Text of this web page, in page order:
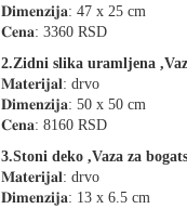
𝐃𝐢𝐦𝐞𝐧𝐳𝐢𝐣𝐚: 47 x 25 cm
𝐂𝐞𝐧𝐚: 3360 RSD
2.Zidni slika uramljena
𝐌𝐚𝐭𝐞𝐫𝐢𝐣𝐚𝐥: drvo
𝐃𝐢𝐦𝐞𝐧𝐳𝐢𝐣𝐚: 50 x 50 cm
𝐂𝐞𝐧𝐚: 8160 RSD
3.Stoni deko ,Vaza za
𝐌𝐚𝐭𝐞𝐫𝐢𝐣𝐚𝐥: drvo
𝐃𝐢𝐦𝐞𝐧𝐳𝐢𝐣𝐚: 13 x 6.5 cm